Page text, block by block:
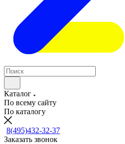
Каталог
По всему сайту
По каталогу
8(495)432-32-37
Заказать звонок